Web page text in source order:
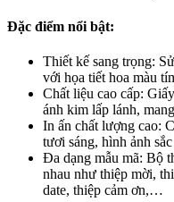
Đặc điểm nổi bật:
Thiết kế sang trọng:
với họa tiết hoa màu
Chất liệu cao cấp:
ánh kim lấp lánh,
In ấn chất lượng cao:
tươi sáng, hình ảnh
Đa dạng mẫu mã: Bộ
nhau như thiệp mời,
date, thiệp cảm ơn,…